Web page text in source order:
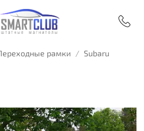
рамки Subaru